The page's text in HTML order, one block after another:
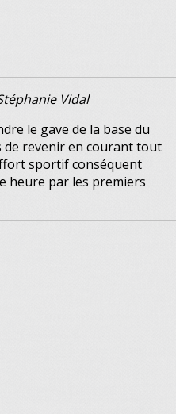
Vidal
le gave de la base du
de revenir en courant tout
sportif conséquent
heure par les premiers